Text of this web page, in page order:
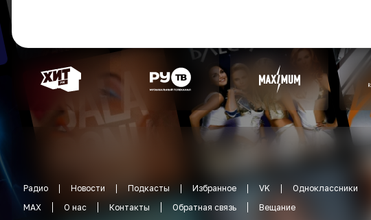
Радио Новости Подкасты Избранное VK
Одноклассники
MAX
О нас Контакты Обратная связь Вещание